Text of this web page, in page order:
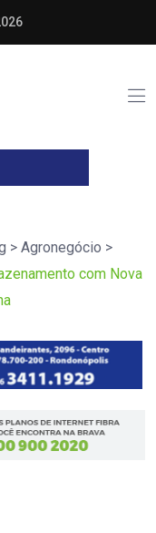
> Agronegócio >
com Nova